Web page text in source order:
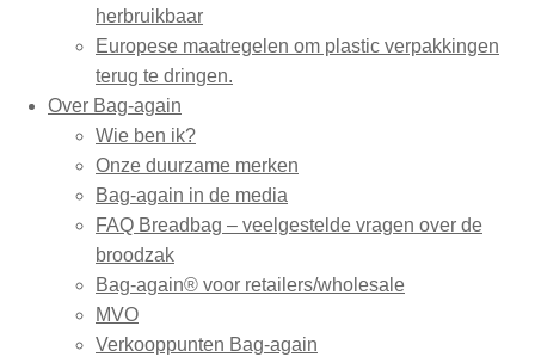
herbruikbaar
Europese maatregelen om plastic verpakkingen
terug te dringen.
Over Bag-again
Wie ben ik?
Onze duurzame merken
Bag-again in de media
FAQ Breadbag – veelgestelde vragen over de
broodzak
Bag-again® voor retailers/wholesale
MVO
Verkooppunten Bag-again